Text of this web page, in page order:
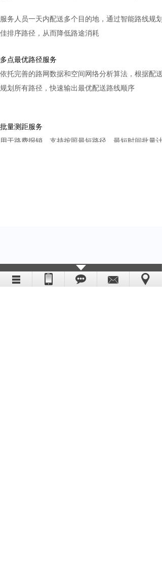
服务人员一天内配送多个目的地，通过智能路线规
佳排序路径，从而降低路途消耗
多点最优路径服务
依托完善的路网数据和空间网络分析算法，根据配
规划所有路径，快速输出最优配送路线顺序
批量测距服务
用于路费报销，支持按照最短路径、最短时间批量计